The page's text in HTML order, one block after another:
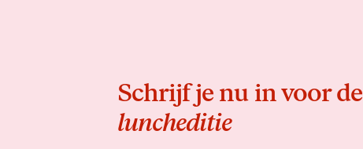
Schrijf je nu in voor de
luncheditie